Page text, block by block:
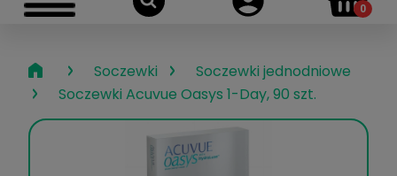
› Soczewki › Soczewki jednodniowe
› Soczewki Acuvue Oasys 1-Day, 90 szt.